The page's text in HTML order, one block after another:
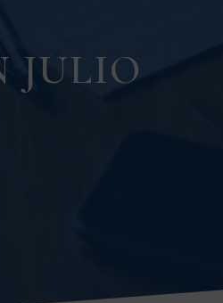
JULIO